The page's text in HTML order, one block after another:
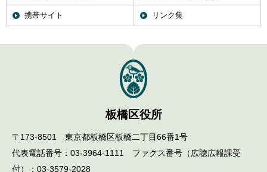
携帯サイト リンク集
板橋区役所
〒173-8501 東京都板橋区板橋二丁目66番1号
代表電話番号：03-3964-1111 ファクス番号（広聴広報課受
付）：03-3579-2028